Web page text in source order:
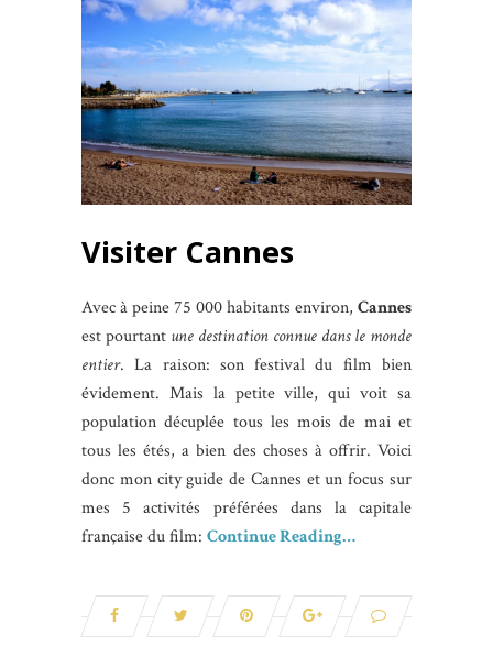
Visiter Cannes
Avec à peine 75 000 habitants environ, Cannes
est pourtant une destination connue dans le monde
entier. La raison: son festival du film bien
évidement. Mais la petite ville, qui voit sa
population décuplée tous les mois de mai et
tous les étés, a bien des choses à offrir. Voici
donc mon city guide de Cannes et un focus sur
mes 5 activités préférées dans la capitale
française du film: Continue Reading…